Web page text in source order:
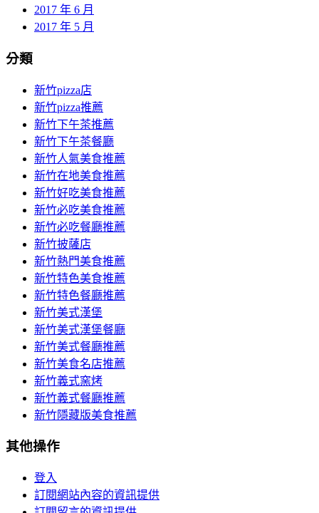
2017 年 6 月
2017 年 5 月
分類
新竹pizza店
新竹pizza推薦
新竹下午茶推薦
新竹下午茶餐廳
新竹人氣美食推薦
新竹在地美食推薦
新竹好吃美食推薦
新竹必吃美食推薦
新竹必吃餐廳推薦
新竹披薩店
新竹熱門美食推薦
新竹特色美食推薦
新竹特色餐廳推薦
新竹美式漢堡
新竹美式漢堡餐廳
新竹美式餐廳推薦
新竹美食名店推薦
新竹義式窯烤
新竹義式餐廳推薦
新竹隱藏版美食推薦
其他操作
登入
訂閱網站內容的資訊提供